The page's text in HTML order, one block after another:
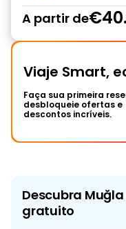
A partir de
Viaje Smart,
Faça sua primeira
desbloqueie ofertas e
descontos incríveis.
Descubra
gratuito